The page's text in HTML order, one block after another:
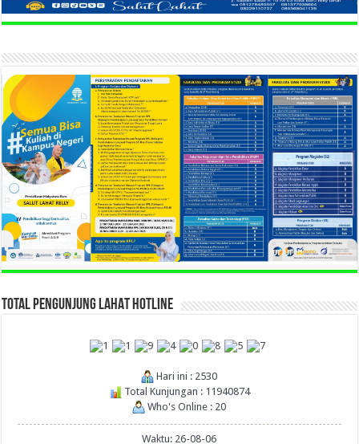
TOTAL PENGUNJUNG LAHAT HOTLINE
Hari ini : 2530
Total Kunjungan : 11940874
Who's Online : 20
Waktu: 26-08-06